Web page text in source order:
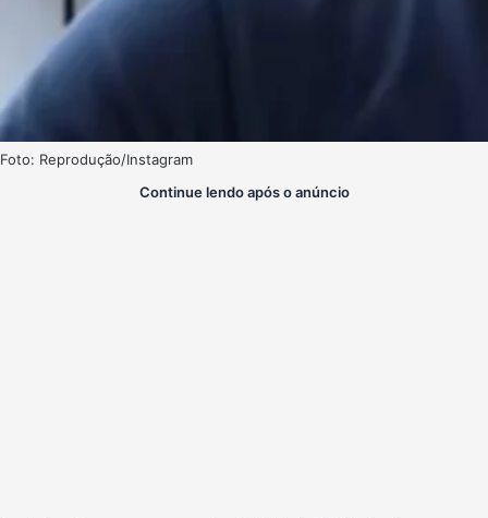
Foto: Reprodução/Instagram
Continue lendo após o anúncio